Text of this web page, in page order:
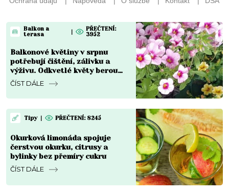
Balkon a
terasa
|
PŘEČTENÍ:
3952
Balkonové květiny v srpnu
potřebují čištění, zálivku a
výživu. Odkvetlé květy berou
rostlinám sílu
ČÍST DÁLE
Tipy | PŘEČTENÍ: 8245
Okurková limonáda spojuje
čerstvou okurku, citrusy a
bylinky bez přemíry cukru
ČÍST DÁLE